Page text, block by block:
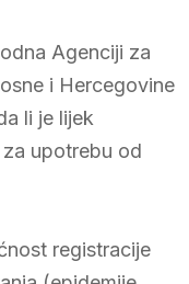
Agenciji za
i Hercegovine
li je lijek
upotrebu od
registracije